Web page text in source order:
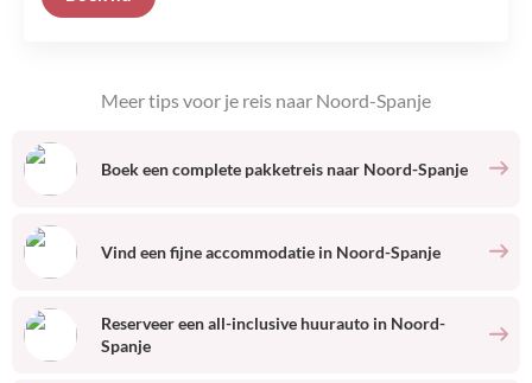
Meer tips voor je reis naar Noord-Spanje
Boek een complete pakketreis naar Noord-Spanje
Vind een fijne accommodatie in Noord-Spanje
Reserveer een all-inclusive huurauto in Noord-
Spanje